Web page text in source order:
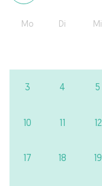
Mo Di Mi
3 4 5
10 11 12
17 18 19